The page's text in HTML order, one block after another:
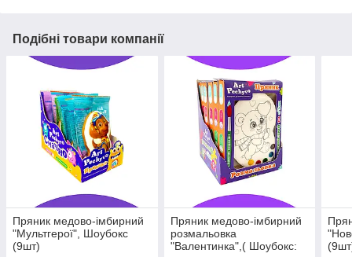
Подібні товари компанії
Пряник медово-імбирний
"Мультгерої", Шоубокс
(9шт)
Пряник медово-імбирний
розмальовка
"Валентинка",( Шоубокс: